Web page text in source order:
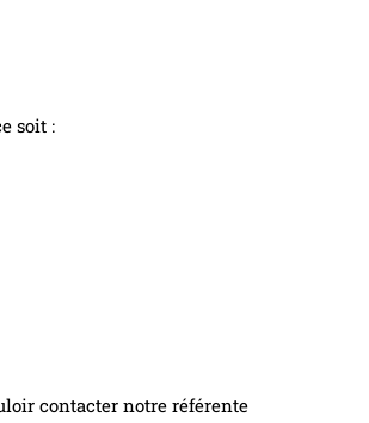
soit :
contacter notre référente